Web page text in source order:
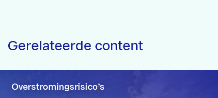
Gerelateerde content
Overstromingsrisico’s